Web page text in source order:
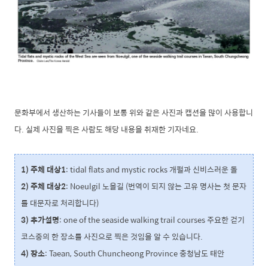
문화부에서 생산하는 기사들이 보통 위와 같은 사진과 캡션을 많이 사용합니
다. 실제 사진을 찍은 사람도 해당 내용을 취재한 기자네요.
1) 주체 대상1: tidal flats and mystic rocks 개펄과 신비스러운 돌
2) 주체 대상2: Noeulgil 노을길 (번역이 되지 않는 고유 명사는 첫 문자
를 대문자로 처리합니다)
3) 추가설명: one of the seaside walking trail courses 주요한 걷기
코스중의 한 장소를 사진으로 찍은 것임을 알 수 있습니다.
4) 장소: Taean, South Chuncheong Province 충청남도 태안